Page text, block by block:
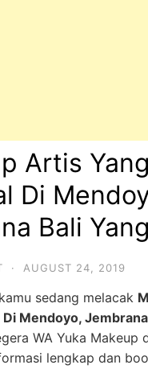
Artis Yang
Di
Bali
· AUGUST 24, 2019
sedang melacak
Mendoyo,
WA Yuka Makeup
lengkap dan